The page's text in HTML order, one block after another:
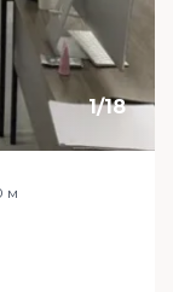
1/18
м